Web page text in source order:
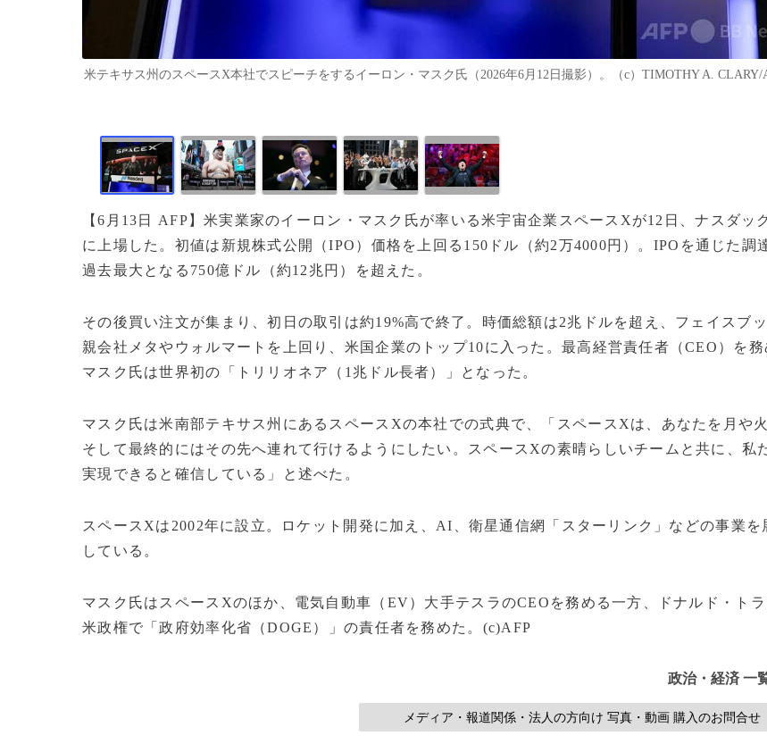
米テキサス州のスペースX本社でスピーチをするイーロン・マスク氏（2026年6月12日撮影）。（c）TIMOTHY A. CLARY/
【6月13日 AFP】米実業家のイーロン・マスク氏が率いる米宇宙企業スペースXが12日、ナスダッ
に上場した。初値は新規株式公開（IPO）価格を上回る150ドル（約2万4000円）。IPOを通じた調
過去最大となる750億ドル（約12兆円）を超えた。
その後買い注文が集まり、初日の取引は約19%高で終了。時価総額は2兆ドルを超え、フェイスブ
親会社メタやウォルマートを上回り、米国企業のトップ10に入った。最高経営責任者（CEO）を務
マスク氏は世界初の「トリリオネア（1兆ドル長者）」となった。
マスク氏は米南部テキサス州にあるスペースXの本社での式典で、「スペースXは、あなたを月や火
そして最終的にはその先へ連れて行けるようにしたい。スペースXの素晴らしいチームと共に、私
実現できると確信している」と述べた。
スペースXは2002年に設立。ロケット開発に加え、AI、衛星通信網「スターリンク」などの事業を
している。
マスク氏はスペースXのほか、電気自動車（EV）大手テスラのCEOを務める一方、ドナルド・ト
米政権で「政府効率化省（DOGE）」の責任者を務めた。(c)AFP
政治・経済 一
メディア・報道関係・法人の方向け 写真・動画 購入のお問合せ